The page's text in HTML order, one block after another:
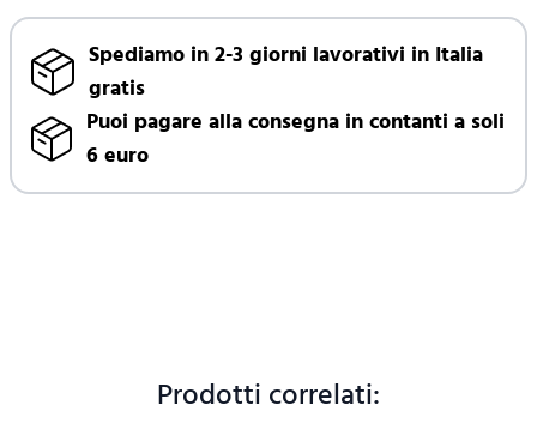
Spediamo in 2-3 giorni lavorativi in Italia
gratis
Puoi pagare alla consegna in contanti a soli
6 euro
Prodotti correlati: